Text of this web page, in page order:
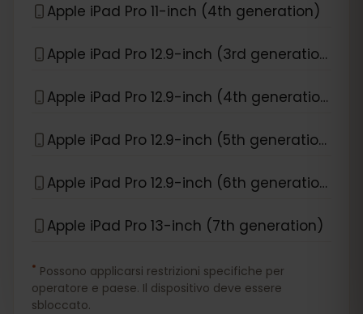
Apple iPad Pro 11-inch (4th generation)
Apple iPad Pro 12.9-inch (3rd generation)
Apple iPad Pro 12.9-inch (4th generation)
Apple iPad Pro 12.9-inch (5th generation)
Apple iPad Pro 12.9-inch (6th generation)
Apple iPad Pro 13-inch (7th generation)
* Possono applicarsi restrizioni specifiche per
operatore e paese. Il dispositivo deve essere
sbloccato.